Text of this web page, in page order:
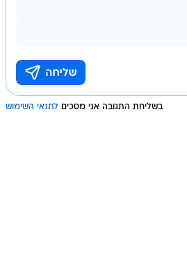
בשליחת התגובה אני מסכים לתנאי השימוש